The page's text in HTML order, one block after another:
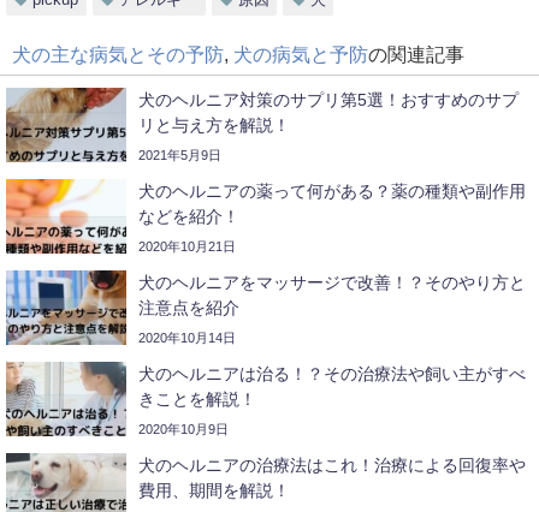
犬の主な病気とその予防 犬の病気と予防の関連記事
犬のヘルニア対策のサプリ第5選！おすすめのサプ
リと与え方を解説！
2021年5月9日
犬のヘルニアの薬って何がある？薬の種類や副作用
などを紹介！
2020年10月21日
犬のヘルニアをマッサージで改善！？そのやり方と
注意点を紹介
2020年10月14日
犬のヘルニアは治る！？その治療法や飼い主がすべ
きことを解説！
2020年10月9日
犬のヘルニアの治療法はこれ！治療による回復率や
費用、期間を解説！